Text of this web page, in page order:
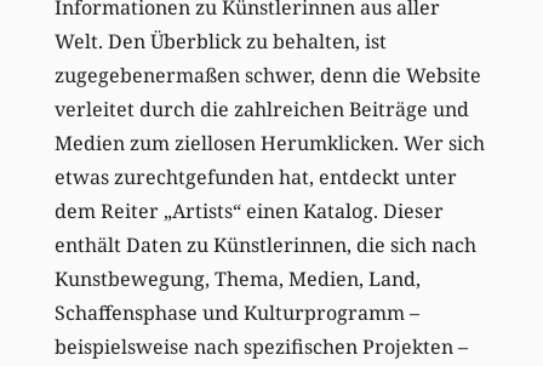
Informationen zu Künstlerinnen aus aller
Welt. Den Überblick zu behalten, ist
zugegebenermaßen schwer, denn die Website
verleitet durch die zahlreichen Beiträge und
Medien zum ziellosen Herumklicken. Wer sich
etwas zurechtgefunden hat, entdeckt unter
dem Reiter „Artists“ einen Katalog. Dieser
enthält Daten zu Künstlerinnen, die sich nach
Kunstbewegung, Thema, Medien, Land,
Schaffensphase und Kulturprogramm –
beispielsweise nach spezifischen Projekten –